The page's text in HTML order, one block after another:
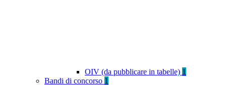
OIV (da pubblicare in tabelle) 1
Bandi di concorso 1